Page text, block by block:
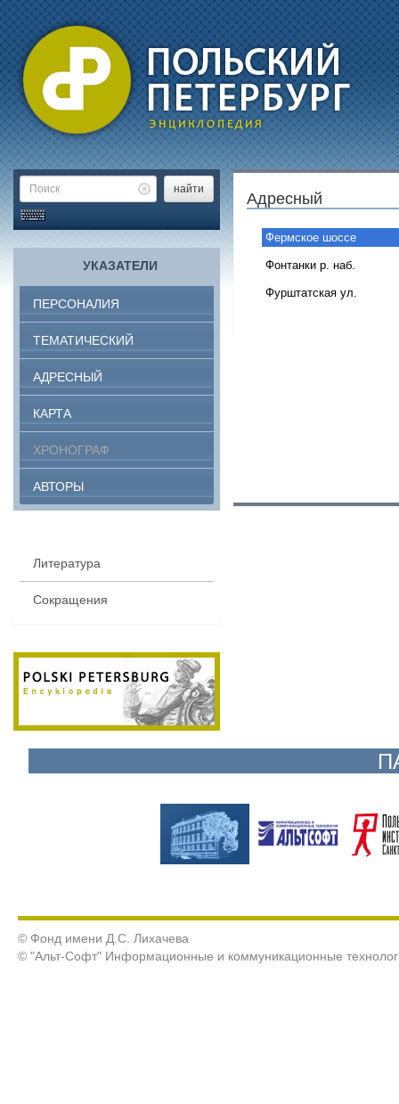
найти
УКАЗАТЕЛИ
ПЕРСОНАЛИЯ
ТЕМАТИЧЕСКИЙ
АДРЕСНЫЙ
КАРТА
ХРОНОГРАФ
АВТОРЫ
Литература
Сокращения
Адресный
Фермское шоссе
Фонтанки р. наб.
Фурштатская ул.
© Фонд имени Д.С. Лихачева
© "Альт-Софт" Информационные и коммуникационные